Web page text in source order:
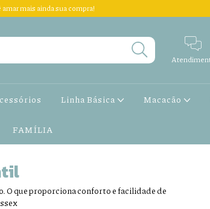
mais ainda sua compra!
Linha Básica Macacão
FAMÍLIA
O que proporciona conforto e facilidade de